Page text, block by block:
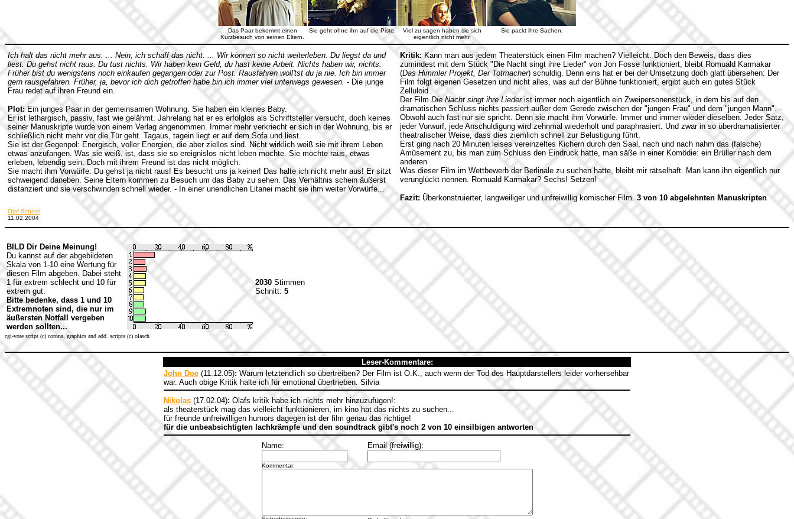
Das Paar bekommt einen
Kurzbesuch von seinen Eltern.
Sie geht ohne ihn auf die Piste.
Viel zu sagen haben sie sich
eigentlich nicht mehr.
Sie packt ihre Sachen.
Ich halt das nicht mehr aus. ... Nein, ich schaff das nicht. ... Wir können so nicht weiterleben. Du liegst da und
liest. Du gehst nicht raus. Du tust nichts. Wir haben kein Geld, du hast keine Arbeit. Nichts haben wir, nichts.
Früher bist du wenigstens noch einkaufen gegangen oder zur Post. Rausfahren woll'tst du ja nie. Ich bin immer
gern rausgefahren. Früher, ja, bevor ich dich getroffen habe bin ich immer viel unterwegs gewesen. - Die junge
Frau redet auf ihren Freund ein.
Plot:Ein junges Paar in der gemeinsamen Wohnung. Sie haben ein kleines Baby.
Er ist lethargisch, passiv, fast wie gelähmt. Jahrelang hat er es erfolglos als Schriftsteller versucht, doch keines
seiner Manuskripte wurde von einem Verlag angenommen. Immer mehr verkriecht er sich in der Wohnung, bis er
schließlich nicht mehr vor die Tür geht. Tagaus, tagein liegt er auf dem Sofa und liest.
Sie ist der Gegenpol: Energisch, voller Energien, die aber ziellos sind. Nicht wirklich weiß sie mit ihrem Leben
etwas anzufangen. Was sie weiß, ist, dass sie so ereignislos nicht leben möchte. Sie möchte raus, etwas
erleben, lebendig sein. Doch mit ihrem Freund ist das nicht möglich.
Sie macht ihm Vorwürfe: Du gehst ja nicht raus! Es besucht uns ja keiner! Das halte ich nicht mehr aus! Er sitzt
schweigend daneben. Seine Eltern kommen zu Besuch um das Baby zu sehen. Das Verhältnis schein äußerst
distanziert und sie verschwinden schnell wieder. - In einer unendlichen Litanei macht sie ihm weiter Vorwürfe...
Kritik:Kann man aus jedem Theaterstück einen Film machen? Vielleicht. Doch den Beweis, dass dies
zumindest mit dem Stück "Die Nacht singt ihre Lieder" von Jon Fosse funktioniert, bleibt Romuald Karmakar
(Das Himmler Projekt, Der Totmacher) schuldig. Denn eins hat er bei der Umsetzung doch glatt übersehen: Der
Film folgt eigenen Gesetzen und nicht alles, was auf der Bühne funktioniert, ergibt auch ein gutes Stück
Zelluloid.
Der Film Die Nacht singt ihre Liederist immer noch eigentlich ein Zweipersonenstück, in dem bis auf den
dramatischen Schluss nichts passiert außer dem Gerede zwischen der "jungen Frau" und dem "jungen Mann". -
Obwohl auch fast nur sie spricht. Denn sie macht ihm Vorwürfe. Immer und immer wieder dieselben. Jeder Satz,
jeder Vorwurf, jede Anschuldigung wird zehnmal wiederholt und paraphrasiert. Und zwar in so überdramatisierter
theatralischer Weise, dass dies ziemlich schnell zur Belustigung führt.
Erst ging nach 20 Minuten leises vereinzeltes Kichern durch den Saal, nach und nach nahm das (falsche)
Amüsement zu, bis man zum Schluss den Eindruck hatte, man säße in einer Komödie: ein Brüller nach dem
anderen.
Was dieser Film im Wettbewerb der Berlinale zu suchen hatte, bleibt mir rätselhaft. Man kann ihn eigentlich nur
verunglückt nennen. Romuald Karmakar? Sechs! Setzen!
Fazit: Überkonstruierter, langweiliger und unfreiwillig komischer Film. 3 von 10 abgelehnten Manuskripten
Olaf Scheel
11.02.2004
BILD Dir Deine Meinung!
Du kannst auf der abgebildeten
Skala von 1-10 eine Wertung für
diesen Film abgeben. Dabei steht
1 für extrem schlecht und 10 für
extrem gut.
Bitte bedenke, dass 1 und 10
Extremnoten sind, die nur im
äußersten Notfall vergeben
werden sollten...
2030 Stimmen
Schnitt: 5
cgi-vote script (c) corona, graphics and add. scripts (c) olasch
Leser-Kommentare:
John Doe (11.12.05): Warum letztendlich so übertreiben? Der Film ist O.K., auch wenn der Tod des Hauptdarstellers leider vorhersehbar
war. Auch obige Kritik halte ich für emotional übertrieben. Silvia
Nikolas (17.02.04): Olafs kritik habe ich nichts mehr hinzuzufügen!:
als theaterstück mag das vielleicht funktionieren, im kino hat das nichts zu suchen...
für freunde unfreiwilligen humors dagegen ist der film genau das richtige!
für die unbeabsichtigten lachkrämpfe und den soundtrack gibt's noch 2 von 10 einsilbigen antworten
Name: Email (freiwillig):
Kommentar: